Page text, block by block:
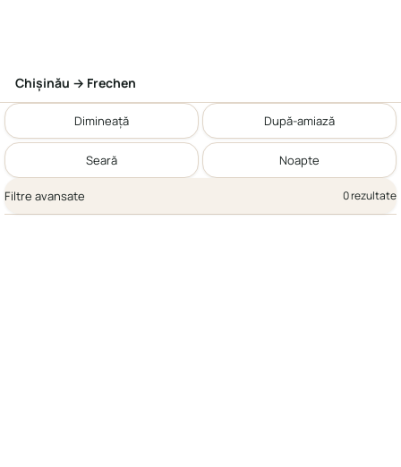
Chișinău → Frechen
Dimineață După-amiază
Seară Noapte
Filtre avansate 0 rezultate